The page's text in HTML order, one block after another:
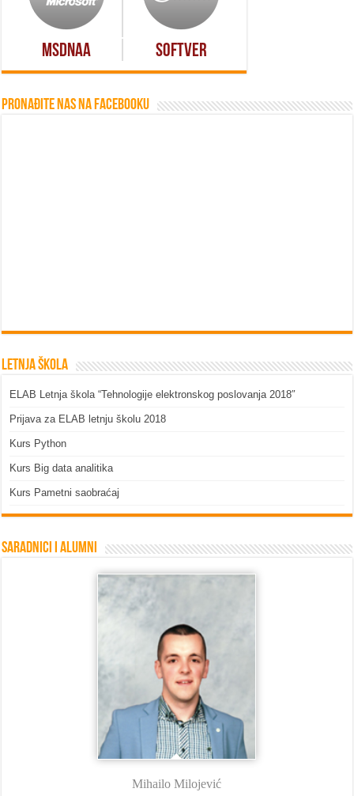
MSDNAA Softver
Pronađite nas na Facebooku
Letnja škola
ELAB Letnja škola “Tehnologije elektronskog poslovanja 2018″
Prijava za ELAB letnju školu 2018
Kurs Python
Kurs Big data analitika
Kurs Pametni saobraćaj
Saradnici i Alumni
Mihailo Milojević